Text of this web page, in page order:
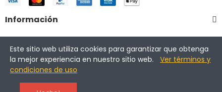
Información
Otros enlaces
Copyright © 2025 FotoSamar S.A. Todos los derechos
Este sitio web utiliza cookies para garantizar que obtenga
la mejor experiencia en nuestro sitio web.
Ver términos y
condiciones de uso